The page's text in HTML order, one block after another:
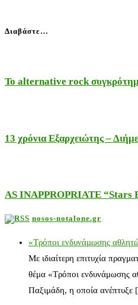
Διαβάστε…
Το alternative rock
13 χρόνια Εξαρχειώτης –
AS INAPPROPRIATE “Stars
nosos-notalone.gr
«Τρόποι ενδυνάμωσης
Με ιδιαίτερη επιτυχία
θέμα «Τρόποι ενδυνάμωσης
Παξιμάδη, η οποία